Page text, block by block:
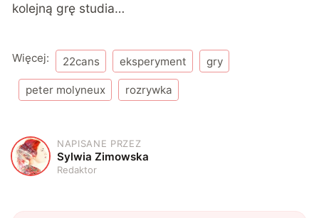
kolejną grę studia…
Więcej: 22cans eksperyment gry
peter molyneux rozrywka
S
NAPISANE PRZEZ
Sylwia Zimowska
Redaktor